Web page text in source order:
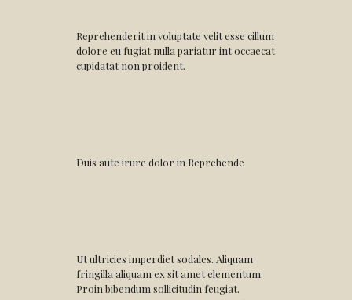
Reprehenderit in voluptate velit esse cillum
dolore eu fugiat nulla pariatur int occaecat
cupidatat non proident.
Duis aute irure dolor in Reprehende
Ut ultricies imperdiet sodales. Aliquam
fringilla aliquam ex sit amet elementum.
Proin bibendum sollicitudin feugiat.